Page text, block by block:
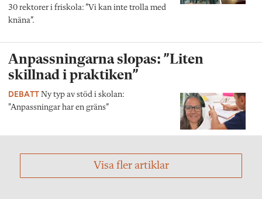
30 rektorer i friskola: ”Vi kan inte trolla med
knäna”.
Anpassningarna slopas: ”Liten
skillnad i praktiken”
DEBATT Ny typ av stöd i skolan:
"Anpassningar har en gräns”
Visa fler artiklar